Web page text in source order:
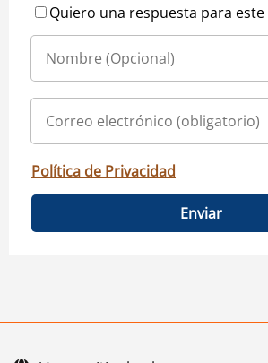
Quiero una respuesta para
Política de Privacidad
Enviar